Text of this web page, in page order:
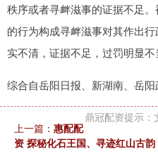
秩序或者寻衅滋事的证据不足
的行为构成寻衅滋事对其作出
实不清，证据不足，过罚明显
综合自岳阳日报、新湖南、岳
鼎冠配资提示：
上一篇： 惠配配
资 探秘化石王国、寻迹红山古